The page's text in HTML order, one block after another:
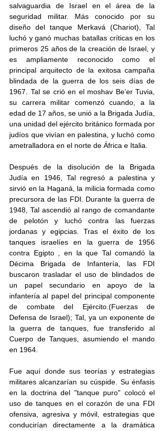
salvaguardia de Israel en el área de la
seguridad militar. Más conocido por su
diseño del tanque Merkavá (Chariot), Tal
luchó y ganó muchas batallas críticas en los
primeros 25 años de la creación de Israel, y
es ampliamente reconocido como el
principal arquitecto de la exitosa campaña
blindada de la guerra de los seis días de
1967. Tal se crió en el moshav Be’er Tuvia,
su carrera militar comenzó cuando, a la
edad de 17 años, se unió a la Brigada Judía,
una unidad del ejército británico formada por
judíos que vivían en palestina, y luchó como
ametralladora en el norte de África e Italia.
Después de la disolución de la Brigada
Judía en 1946, Tal regresó a palestina y
sirvió en la Haganá, la milicia formada como
precursora de las FDI. Durante la guerra de
1948, Tal ascendió al rango de comandante
de pelotón y luchó contra las fuerzas
jordanas y egipcias. Tras el éxito de los
tanques israelíes en la guerra de 1956
contra Egipto , en la que Tal comandó la
Décima Brigada de Infantería, las FDI
buscaron trasladar el uso de blindados de
un papel secundario en apoyo de la
infantería al papel del principal componente
de combate del Ejército.(Fuerzas de
Defensa de Israel); Tal, ya un exponente de
la guerra de tanques, fue transferido al
Cuerpo de Tanques, asumiendo el mando
en 1964.
Fue aquí donde sus teorías y estrategias
militares alcanzarían su cúspide. Su énfasis
en la doctrina del "tanque puro" colocó el
uso de tanques en el corazón de una FDI
ofensiva, agresiva y móvil, estrategias que
conducirían directamente a la dramática